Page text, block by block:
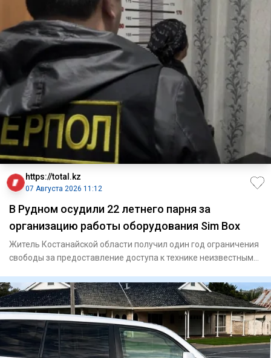
https://total.kz
07 Августа 2026 11:12
В Рудном осудили 22 летнего парня за
организацию работы оборудования Sim Box
Житель Костанайской области получил один год ограничения
свободы за предоставление доступа к технике неизвестным